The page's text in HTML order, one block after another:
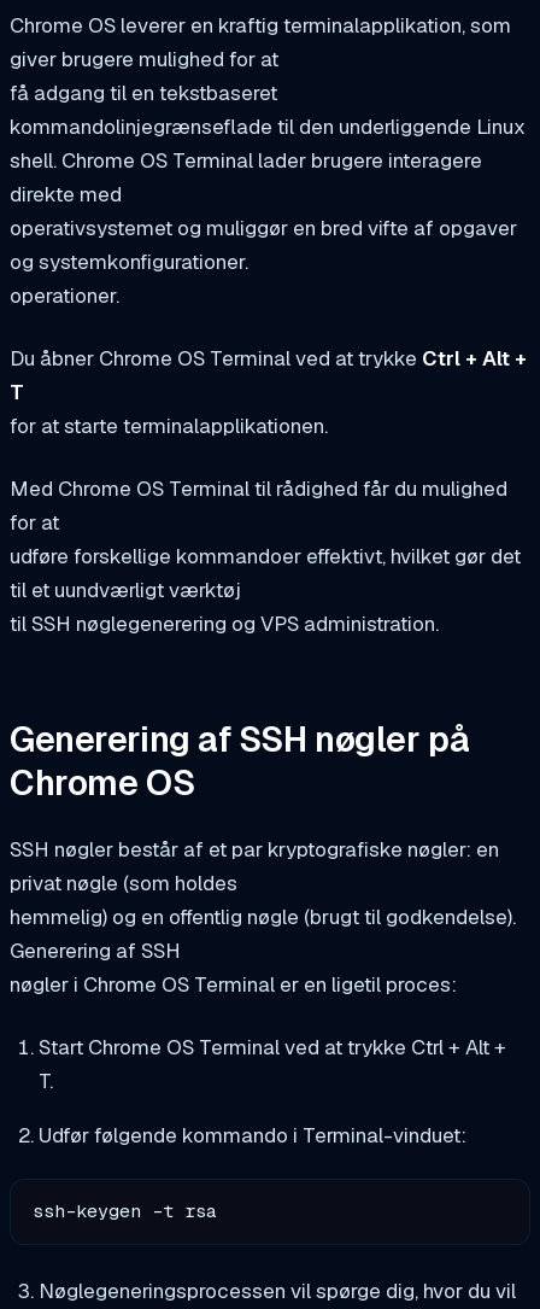
Chrome OS leverer en kraftig terminalapplikation, som
giver brugere mulighed for at
få adgang til en tekstbaseret
kommandolinjegrænseflade til den underliggende Linux
shell. Chrome OS Terminal lader brugere interagere
direkte med
operativsystemet og muliggør en bred vifte af opgaver
og systemkonfigurationer.
operationer.
Du åbner Chrome OS Terminal ved at trykke Ctrl + Alt +
T
for at starte terminalapplikationen.
Med Chrome OS Terminal til rådighed får du mulighed
for at
udføre forskellige kommandoer effektivt, hvilket gør det
til et uundværligt værktøj
til SSH nøglegenerering og VPS administration.
Generering af SSH nøgler på
Chrome OS
SSH nøgler består af et par kryptografiske nøgler: en
privat nøgle (som holdes
hemmelig) og en offentlig nøgle (brugt til godkendelse).
Generering af SSH
nøgler i Chrome OS Terminal er en ligetil proces:
Start Chrome OS Terminal ved at trykke Ctrl + Alt +
T.
Udfør følgende kommando i Terminal-vinduet:
ssh-keygen -t rsa
Nøglegeneringsprocessen vil spørge dig, hvor du vil